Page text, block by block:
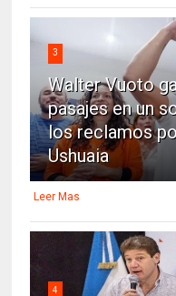
3
Walter Vuoto
pasajes en un
los reclamos
Ushuaia
Leer Mas
4